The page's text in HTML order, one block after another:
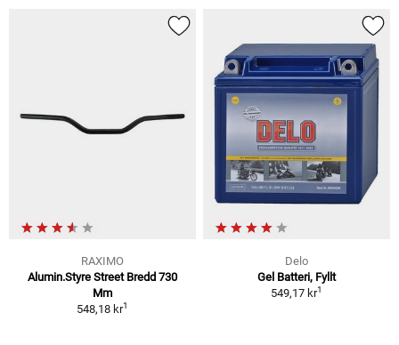
RAXIMO
Alumin.Styre Street Bredd 730
Mm
548,18 kr1
Delo
Gel Batteri, Fyllt
549,17 kr1